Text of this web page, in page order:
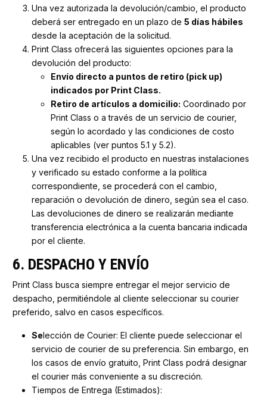
Una vez autorizada la devolución/cambio, el producto
deberá ser entregado en un plazo de 5 días hábiles
desde la aceptación de la solicitud.
Print Class ofrecerá las siguientes opciones para la
devolución del producto:
Envío directo a puntos de retiro (pick up)
indicados por Print Class.
Retiro de artículos a domicilio: Coordinado por
Print Class o a través de un servicio de courier,
según lo acordado y las condiciones de costo
aplicables (ver puntos 5.1 y 5.2).
Una vez recibido el producto en nuestras instalaciones
y verificado su estado conforme a la política
correspondiente, se procederá con el cambio,
reparación o devolución de dinero, según sea el caso.
Las devoluciones de dinero se realizarán mediante
transferencia electrónica a la cuenta bancaria indicada
por el cliente.
6. DESPACHO Y ENVÍO
Print Class busca siempre entregar el mejor servicio de
despacho, permitiéndole al cliente seleccionar su courier
preferido, salvo en casos específicos.
Selección de Courier: El cliente puede seleccionar el
servicio de courier de su preferencia. Sin embargo, en
los casos de envío gratuito, Print Class podrá designar
el courier más conveniente a su discreción.
Tiempos de Entrega (Estimados):